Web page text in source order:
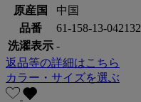
原産国
中国
品番
61-158-13-042132
洗濯表示 -
返品等の詳細はこちら
カラー・サイズを選ぶ